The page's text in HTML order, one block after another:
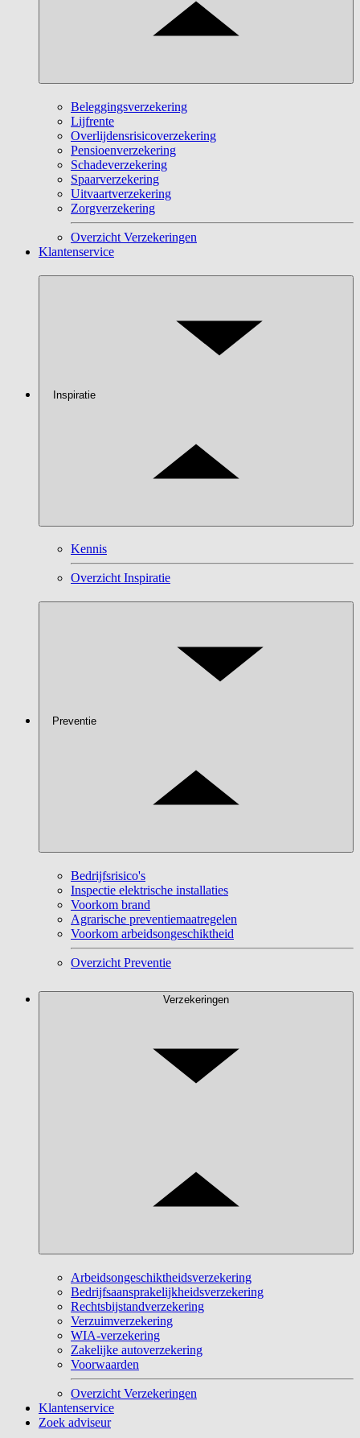
Beleggingsverzekering
Lijfrente
Overlijdensrisicoverzekering
Pensioenverzekering
Schadeverzekering
Spaarverzekering
Uitvaartverzekering
Zorgverzekering
Overzicht Verzekeringen
Klantenservice
Inspiratie
Kennis
Overzicht Inspiratie
Preventie
Bedrijfsrisico's
Inspectie elektrische installaties
Voorkom brand
Agrarische preventiemaatregelen
Voorkom arbeidsongeschiktheid
Overzicht Preventie
Verzekeringen
Arbeidsongeschiktheidsverzekering
Bedrijfsaansprakelijkheidsverzekering
Rechtsbijstandverzekering
Verzuimverzekering
WIA-verzekering
Zakelijke autoverzekering
Voorwaarden
Overzicht Verzekeringen
Klantenservice
Zoek adviseur